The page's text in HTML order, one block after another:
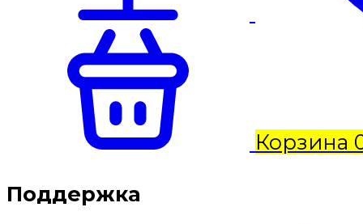
Корзина
Поддержка